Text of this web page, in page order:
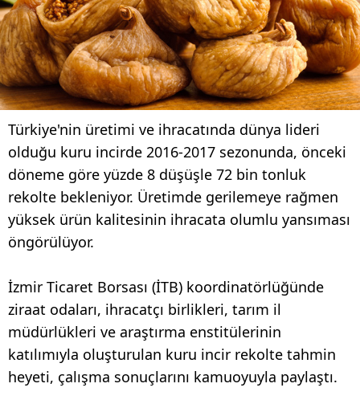
Türkiye'nin üretimi ve ihracatında dünya lideri
olduğu kuru incirde 2016-2017 sezonunda, önceki
döneme göre yüzde 8 düşüşle 72 bin tonluk
rekolte bekleniyor. Üretimde gerilemeye rağmen
yüksek ürün kalitesinin ihracata olumlu yansıması
öngörülüyor.
İzmir Ticaret Borsası (İTB) koordinatörlüğünde
ziraat odaları, ihracatçı birlikleri, tarım il
müdürlükleri ve araştırma enstitülerinin
katılımıyla oluşturulan kuru incir rekolte tahmin
heyeti, çalışma sonuçlarını kamuoyuyla paylaştı.